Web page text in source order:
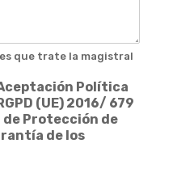
que trate la magistral
Política
(UE) 2016/ 679
de Protección de
de los